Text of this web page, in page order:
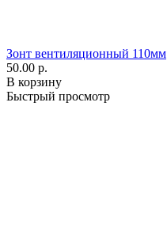
Зонт вентиляционный 110мм
50.00 р.
В корзину
Быстрый просмотр